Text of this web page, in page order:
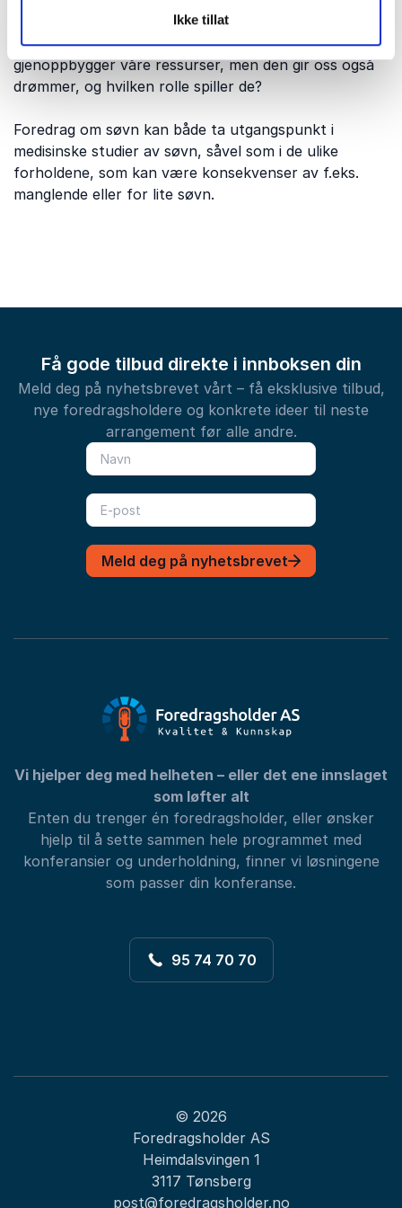
Ikke tillat
Hvilken funksjon har søvnen egentlig? Den
gjenoppbygger våre ressurser, men den gir oss også
drømmer, og hvilken rolle spiller de?
Foredrag om søvn kan både ta utgangspunkt i
medisinske studier av søvn, såvel som i de ulike
forholdene, som kan være konsekvenser av f.eks.
manglende eller for lite søvn.
Få gode tilbud direkte i innboksen din
Meld deg på nyhetsbrevet vårt – få eksklusive tilbud,
nye foredragsholdere og konkrete ideer til neste
arrangement før alle andre.
Meld deg på nyhetsbrevet
Vi hjelper deg med helheten – eller det ene innslaget
som løfter alt
Enten du trenger én foredragsholder, eller ønsker
hjelp til å sette sammen hele programmet med
konferansier og underholdning, finner vi løsningene
som passer din konferanse.
95 74 70 70
© 2026
Foredragsholder AS
Heimdalsvingen 1
3117 Tønsberg
post@foredragsholder.no